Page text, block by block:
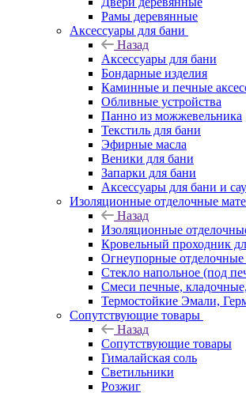
Рамы деревянные
Аксессуары для бани
Назад
Аксессуары для бани
Бондарные изделия
Каминные и печные
Обливные устройства
Панно из можжевельника
Текстиль для бани
Эфирные масла
Веники для бани
Запарки для бани
Аксессуары для бани и
Изоляционные отделочные
Назад
Изоляционные
Кровельный проходник
Огнеупорные
Стекло напольное (под
Смеси печные,
Термостойкие Эмали,
Сопутствующие товары
Назад
Сопутствующие товары
Гималайская соль
Светильники
Розжиг